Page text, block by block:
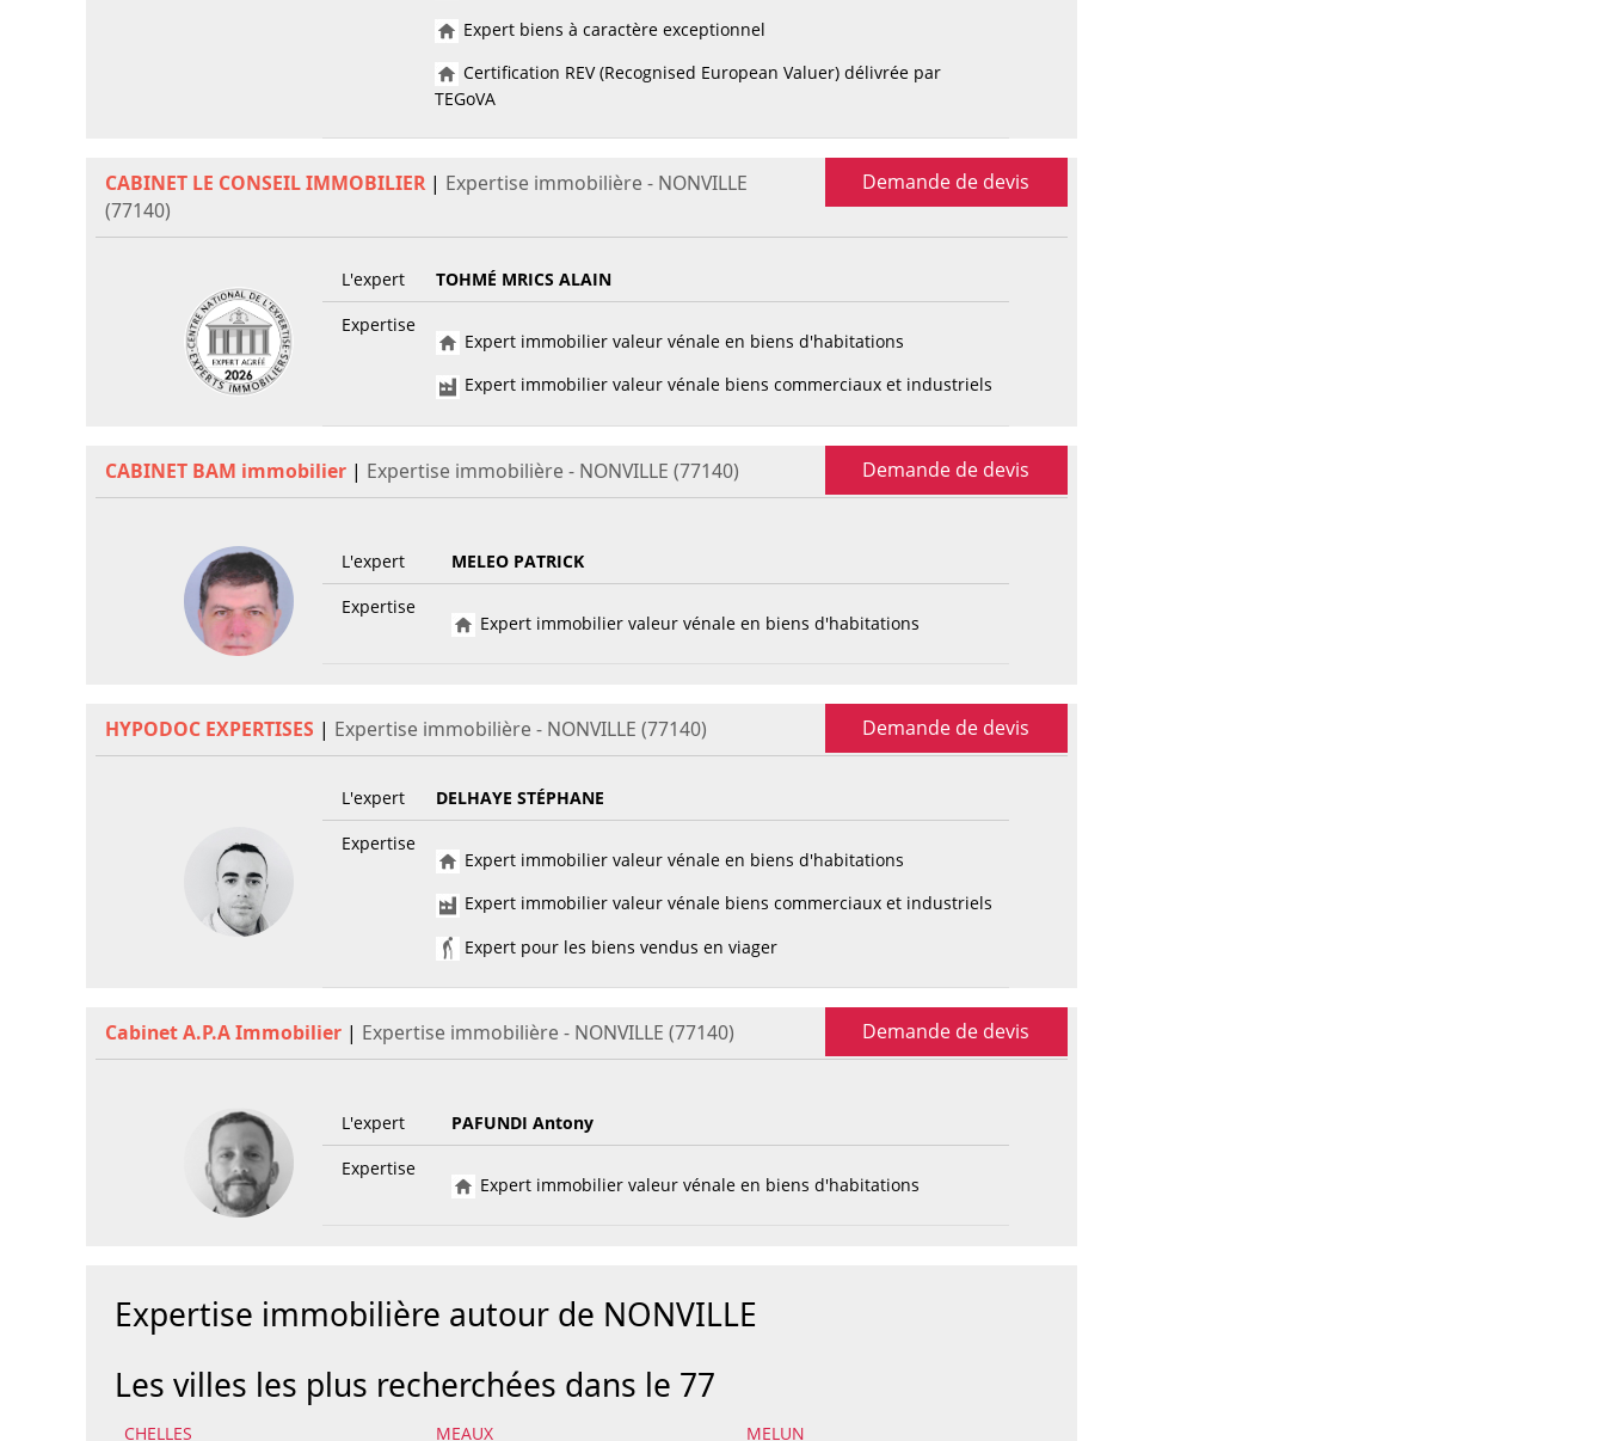
Expert biens à caractère exceptionnel
Certification REV (Recognised European Valuer) délivrée par
TEGoVA
CABINET LE CONSEIL IMMOBILIER | Expertise immobilière - NONVILLE
(77140)
Demande de devis
L'expert
TOHMÉ MRICS ALAIN
Expertise
Expert immobilier valeur vénale en biens d'habitations
Expert immobilier valeur vénale biens commerciaux et industriels
CABINET BAM immobilier | Expertise immobilière - NONVILLE (77140) Demande de devis
L'expert
MELEO PATRICK
Expertise
Expert immobilier valeur vénale en biens d'habitations
HYPODOC EXPERTISES | Expertise immobilière - NONVILLE (77140) Demande de devis
L'expert
DELHAYE STÉPHANE
Expertise
Expert immobilier valeur vénale en biens d'habitations
Expert immobilier valeur vénale biens commerciaux et industriels
Expert pour les biens vendus en viager
Cabinet A.P.A Immobilier | Expertise immobilière - NONVILLE (77140) Demande de devis
L'expert
PAFUNDI Antony
Expertise
Expert immobilier valeur vénale en biens d'habitations
Expertise immobilière autour de NONVILLE
Les villes les plus recherchées dans le 77
CHELLES MEAUX MELUN